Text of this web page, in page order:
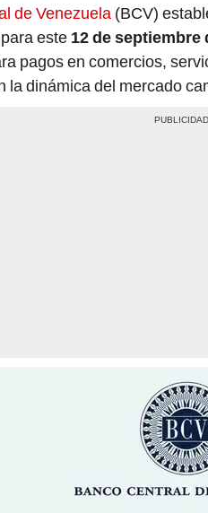
de Venezuela (BCV)
este 12 de septiembre
pagos en comercios,
la dinámica del mercado